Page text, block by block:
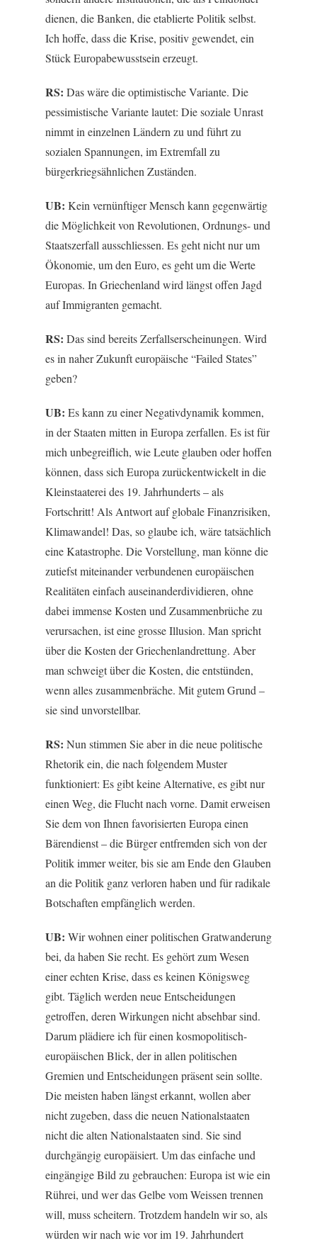
dienen, die Banken, die etablierte Politik selbst.
Ich hoffe, dass die Krise, positiv gewendet, ein
Stück Europabewusstsein erzeugt.
RS: Das wäre die optimistische Variante. Die
pessimistische Variante lautet: Die soziale Unrast
nimmt in einzelnen Ländern zu und führt zu
sozialen Spannungen, im Extremfall zu
bürgerkriegsähnlichen Zuständen.
UB: Kein vernünftiger Mensch kann gegenwärtig
die Möglichkeit von Revolutionen, Ordnungs- und
Staatszerfall ausschliessen. Es geht nicht nur um
Ökonomie, um den Euro, es geht um die Werte
Europas. In Griechenland wird längst offen Jagd
auf Immigranten gemacht.
RS: Das sind bereits Zerfallserscheinungen. Wird
es in naher Zukunft europäische “Failed States”
geben?
UB: Es kann zu einer Negativdynamik kommen,
in der Staaten mitten in Europa zerfallen. Es ist für
mich unbegreiflich, wie Leute glauben oder hoffen
können, dass sich Europa zurückentwickelt in die
Kleinstaaterei des 19. Jahrhunderts – als
Fortschritt! Als Antwort auf globale Finanzrisiken,
Klimawandel! Das, so glaube ich, wäre tatsächlich
eine Katastrophe. Die Vorstellung, man könne die
zutiefst miteinander verbundenen europäischen
Realitäten einfach auseinanderdividieren, ohne
dabei immense Kosten und Zusammenbrüche zu
verursachen, ist eine grosse Illusion. Man spricht
über die Kosten der Griechenlandrettung. Aber
man schweigt über die Kosten, die entstünden,
wenn alles zusammenbräche. Mit gutem Grund –
sie sind unvorstellbar.
RS: Nun stimmen Sie aber in die neue politische
Rhetorik ein, die nach folgendem Muster
funktioniert: Es gibt keine Alternative, es gibt nur
einen Weg, die Flucht nach vorne. Damit erweisen
Sie dem von Ihnen favorisierten Europa einen
Bärendienst – die Bürger entfremden sich von der
Politik immer weiter, bis sie am Ende den Glauben
an die Politik ganz verloren haben und für radikale
Botschaften empfänglich werden.
UB: Wir wohnen einer politischen Gratwanderung
bei, da haben Sie recht. Es gehört zum Wesen
einer echten Krise, dass es keinen Königsweg
gibt. Täglich werden neue Entscheidungen
getroffen, deren Wirkungen nicht absehbar sind.
Darum plädiere ich für einen kosmopolitisch-
europäischen Blick, der in allen politischen
Gremien und Entscheidungen präsent sein sollte.
Die meisten haben längst erkannt, wollen aber
nicht zugeben, dass die neuen Nationalstaaten
nicht die alten Nationalstaaten sind. Sie sind
durchgängig europäisiert. Um das einfache und
eingängige Bild zu gebrauchen: Europa ist wie ein
Rührei, und wer das Gelbe vom Weissen trennen
will, muss scheitern. Trotzdem handeln wir so, als
würden wir nach wie vor im 19. Jahrhundert